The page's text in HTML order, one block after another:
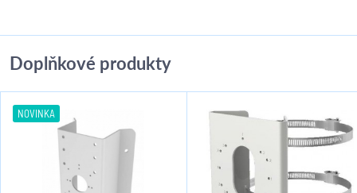
Doplňkové produkty
NOVINKA